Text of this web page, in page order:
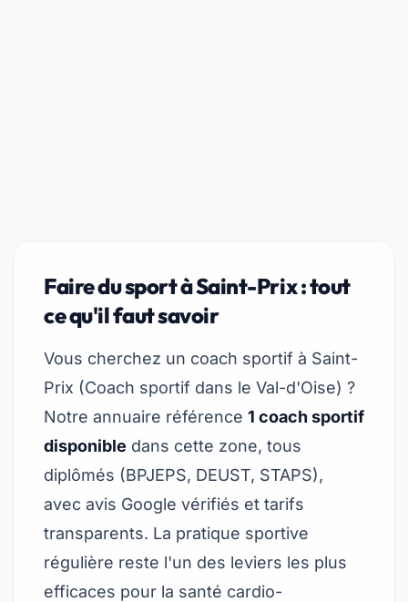
Faire du sport à Saint-Prix : tout
ce qu'il faut savoir
Vous cherchez un coach sportif à Saint-
Prix (Coach sportif dans le Val-d'Oise) ?
Notre annuaire référence 1 coach sportif
disponible dans cette zone, tous
diplômés (BPJEPS, DEUST, STAPS),
avec avis Google vérifiés et tarifs
transparents. La pratique sportive
régulière reste l'un des leviers les plus
efficaces pour la santé cardio-